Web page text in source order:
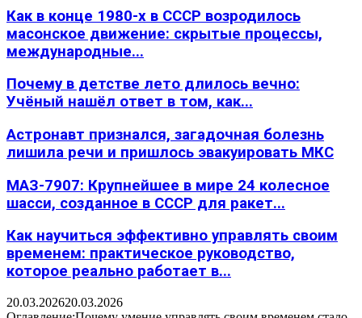
Как в конце 1980-х в СССР возродилось
масонское движение: скрытые процессы,
международные...
Почему в детстве лето длилось вечно:
Учёный нашёл ответ в том, как...
Астронавт признался, загадочная болезнь
лишила речи и пришлось эвакуировать МКС
МАЗ-7907: Крупнейшее в мире 24 колесное
шасси, созданное в СССР для ракет...
Как научиться эффективно управлять своим
временем: практическое руководство,
которое реально работает в...
20.03.202620.03.2026